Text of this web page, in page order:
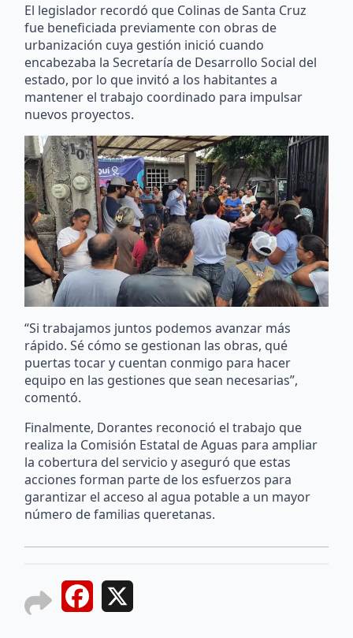
El legislador recordó que Colinas de Santa Cruz
fue beneficiada previamente con obras de
urbanización cuya gestión inició cuando
encabezaba la Secretaría de Desarrollo Social del
estado, por lo que invitó a los habitantes a
mantener el trabajo coordinado para impulsar
nuevos proyectos.
“Si trabajamos juntos podemos avanzar más
rápido. Sé cómo se gestionan las obras, qué
puertas tocar y cuentan conmigo para hacer
equipo en las gestiones que sean necesarias”,
comentó.
Finalmente, Dorantes reconoció el trabajo que
realiza la Comisión Estatal de Aguas para ampliar
la cobertura del servicio y aseguró que estas
acciones forman parte de los esfuerzos para
garantizar el acceso al agua potable a un mayor
número de familias queretanas.
Facebook